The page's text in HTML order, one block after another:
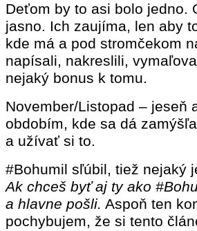
Deťom by to asi bolo jedno.
jasno. Ich zaujíma, len aby
kde má a pod stromčekom
napísali, nakreslili,
nejaký bonus k tomu.
November/Listopad – jeseň
obdobím, kde sa dá
a užívať si to.
#Bohumil sľúbil, tiež nejaký
Ak chceš byť aj ty ako
a hlavne pošli. Aspoň ten
pochybujem, že si tento